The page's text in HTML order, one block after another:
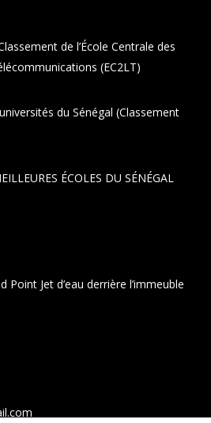
de l’École Centrale des
(EC2LT)
du Sénégal (Classement
ÉCOLES DU SÉNÉGAL
Point Jet d’eau derrière l’immeuble